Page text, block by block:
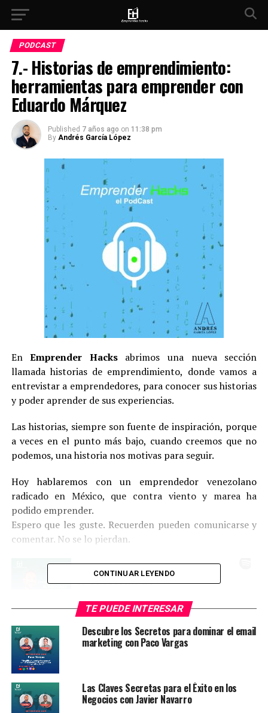
PODCAST
7.- Historias de emprendimiento:
herramientas para emprender con
Eduardo Márquez
Published 7 años ago on 11:38 pm
By Andrés García López
EnEmprender Hacksabrimos una nueva sección
llamada historias de emprendimiento, donde vamos a
entrevistar a emprendedores, para conocer sus historias
y poder aprender de sus experiencias.
Las historias, siempre son fuente de inspiración, porque
a veces en el punto más bajo, cuando creemos que no
podemos, una historia nos motivas para seguir.
Hoy hablaremos con un emprendedor venezolano
radicado en México, que contra viento y marea ha
podido emprender.
Espero que les guste. Recuerden pueden comunicarse y
comentar. No se lo pierdan.
CONTINUAR LEYENDO
TE PUEDE INTERESAR
Descubre los Secretos para dominar el email
marketing con Paco Vargas
Las Claves Secretas para el Éxito en los
Negocios con Javier Navarro